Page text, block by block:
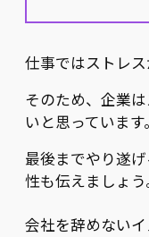
仕事ではストレス
そのため、企業
いと思っています。
最後までやり遂
性も伝えましょう
会社を辞めない